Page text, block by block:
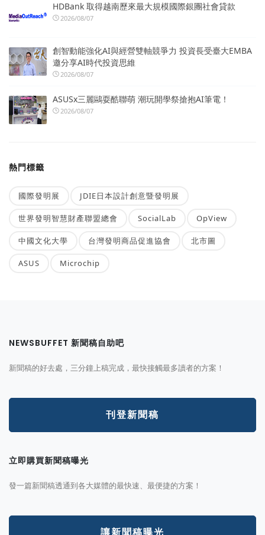
HDBank 取得越南歷來最大規模國際銀團社會貸款
2026/08/07
創智動能強化AI與經營雙軸競爭力 投資長受臺大EMBA
邀分享AI時代投資思維
2026/08/07
ASUSx三麗鷗耍酷聯萌 潮玩開學祭搶抱AI筆電！
2026/08/07
熱門標籤
國際發明展 JDIE日本設計創意暨發明展
世界發明智慧財產聯盟總會 SocialLab OpView
中國文化大學 台灣發明商品促進協會 北市圖
ASUS Microchip
NEWSBUFFET 新聞稿自助吧
新聞稿的好去處，三分鐘上稿完成，最快接觸最多讀者的方案！
刊登新聞稿
立即購買新聞稿曝光
發一篇新聞稿透通到各大媒體的最快速、最便捷的方案！